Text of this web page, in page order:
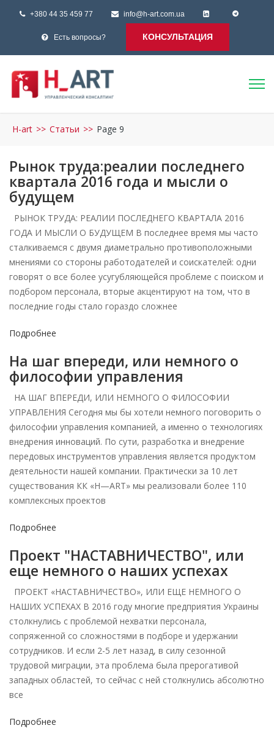
+380 44 35 459 77 info@h-art.com.ua
Есть вопросы? КОНСУЛЬТАЦИЯ
H-art >> Статьи >> Page 9
Рынок труда:реалии последнего
квартала 2016 года и мысли о
будущем
РЫНОК ТРУДА: РЕАЛИИ ПОСЛЕДНЕГО КВАРТАЛА 2016
ГОДА И МЫСЛИ О БУДУЩЕМ В последнее время мы часто
сталкиваемся с двумя диаметрально противоположными
мнениями со стороны работодателей и соискателей: одни
говорят о все более усугубляющейся проблеме с поиском и
подбором персонала, вторые акцентируют на том, что в
последние годы стало гораздо сложнее
Подробнее
На шаг впереди, или немного о
философии управления
НА ШАГ ВПЕРЕДИ, ИЛИ НЕМНОГО О ФИЛОСОФИИ
УПРАВЛЕНИЯ Сегодня мы бы хотели немного поговорить о
философии управления компанией, а именно о технологиях
внедрения инноваций. По сути, разработка и внедрение
передовых инструментов управления является продуктом
деятельности нашей компании. Практически за 10 лет
существования КК «H—ART» мы реализовали более 110
комплексных проектов
Подробнее
Проект "НАСТАВНИЧЕСТВО", или
еще немного о наших успехах
ПРОЕКТ «НАСТАВНИЧЕСТВО», ИЛИ ЕЩЕ НЕМНОГО О
НАШИХ УСПЕХАХ В 2016 году многие предприятия Украины
столкнулись с проблемой нехватки персонала,
сопряженной со сложностями в подборе и удержании
сотрудников. И если 2-5 лет назад, в силу сезонной
трудовой миграции, эта проблема была прерогативой
западных областей, то сейчас с ней столкнулись абсолютно
все
Подробнее